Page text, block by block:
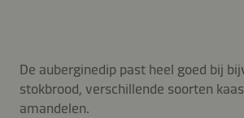
De auberginedip past heel goed bij
stokbrood, verschillende soorten
amandelen.